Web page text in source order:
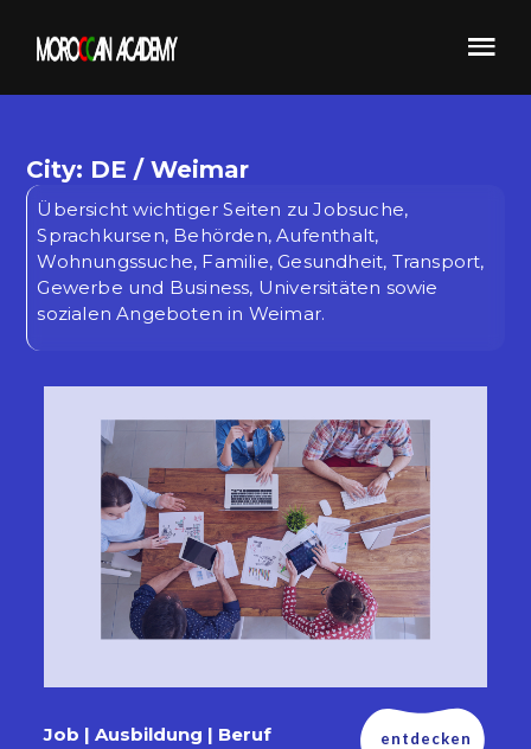
City: DE / Weimar
Übersicht wichtiger Seiten zu Jobsuche,
Sprachkursen, Behörden, Aufenthalt,
Wohnungssuche, Familie, Gesundheit, Transport,
Gewerbe und Business, Universitäten sowie
sozialen Angeboten in Weimar.
Job | Ausbildung | Beruf entdecken